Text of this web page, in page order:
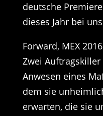
deutsche
dieses Jahr bei
Forward, MEX 2016
Zwei
Anwesen eines
dem sie
erwarten, die sie